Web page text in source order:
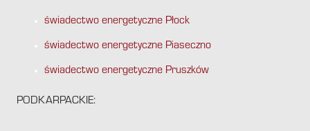
świadectwo energetyczne Płock
świadectwo energetyczne Piaseczno
świadectwo energetyczne Pruszków
PODKARPACKIE: